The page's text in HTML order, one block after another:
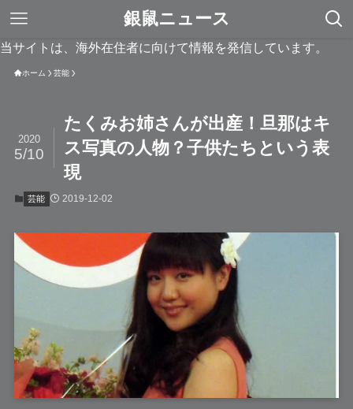
銀鼠ニュース
当サイトは、海外在住者に向けて情報を発信しています。
ホーム 芸能
たくみお姉さんが出産！旦那はキ
ス写真の人物？子供たちという表
現
2020
5/10
芸能 2019-12-02